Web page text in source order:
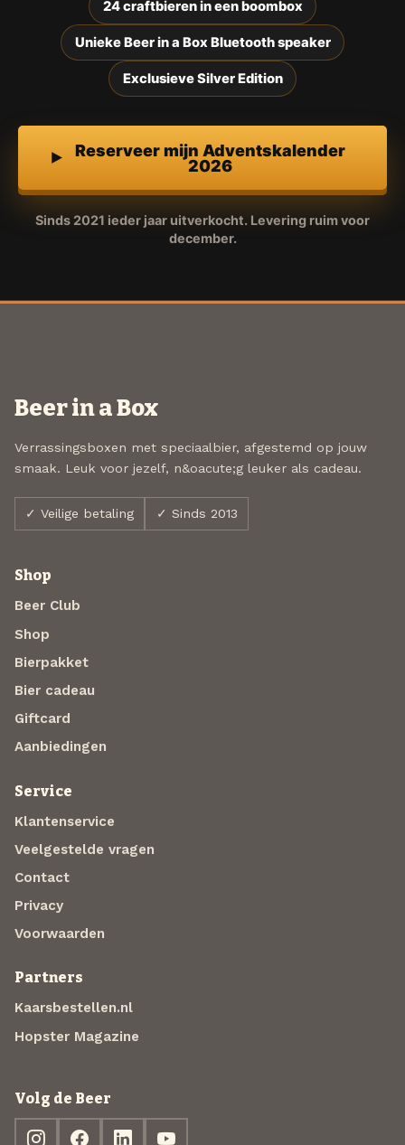
24 craftbieren in een boombox
Unieke Beer in a Box Bluetooth speaker
Exclusieve Silver Edition
Reserveer mijn Adventskalender
2026
Sinds 2021 ieder jaar uitverkocht. Levering ruim voor
december.
Beer in a Box
Verrassingsboxen met speciaalbier, afgestemd op jouw
smaak. Leuk voor jezelf, n&oacute;g leuker als cadeau.
✓ Veilige betaling ✓ Sinds 2013
Shop
Beer Club
Shop
Bierpakket
Bier cadeau
Giftcard
Aanbiedingen
Service
Klantenservice
Veelgestelde vragen
Contact
Privacy
Voorwaarden
Partners
Kaarsbestellen.nl
Hopster Magazine
Volg de Beer